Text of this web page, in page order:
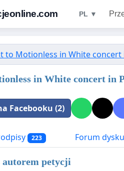
PL ▼
to Motionless in White concert
in White concert in
Facebooku (2)
223 Forum
autorem petycji